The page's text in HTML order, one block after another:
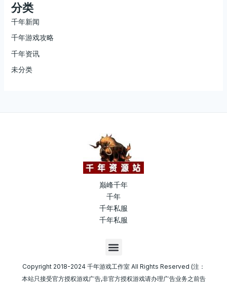
分类
千年新闻
千年游戏攻略
千年资讯
未分类
巅峰千年
千年
千年私服
千年私服
M
e
n
u
Copyright 2018-2024 千年游戏工作室 All Rights Reserved (注：
本站只接受官方授权游戏广告,非官方授权游戏请办理广告业务之前告